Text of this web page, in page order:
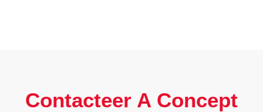
Contacteer A Concept